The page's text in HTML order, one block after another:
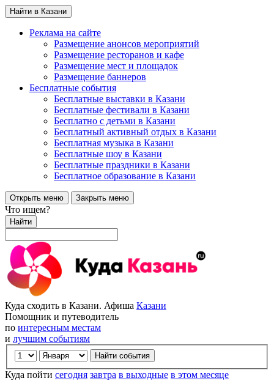
Найти в Казани
Реклама на сайте
Размещение анонсов мероприятий
Размещение ресторанов и кафе
Размещение мест и площадок
Размещение баннеров
Бесплатные события
Бесплатные выставки в Казани
Бесплатные фестивали в Казани
Бесплатно с детьми в Казани
Бесплатный активный отдых в Казани
Бесплатная музыка в Казани
Бесплатные шоу в Казани
Бесплатные праздники в Казани
Бесплатное образование в Казани
Открыть меню Закрыть меню
Что ищем?
Найти
Куда сходить в Казани. Афиша Казани
Помощник и путеводитель
по интересным местам
и лучшим событиям
Куда пойти сегодня завтра в выходные в этом месяце